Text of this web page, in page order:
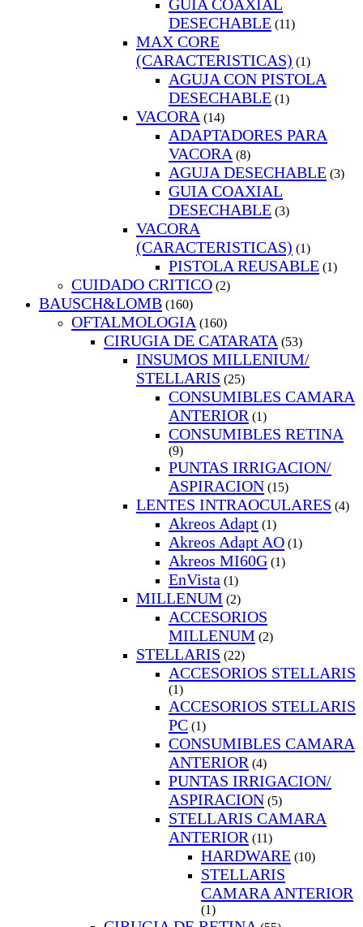
GUIA COAXIAL
DESECHABLE (11)
MAX CORE
(CARACTERISTICAS) (1)
AGUJA CON PISTOLA
DESECHABLE (1)
VACORA (14)
ADAPTADORES PARA
VACORA (8)
AGUJA DESECHABLE (3)
GUIA COAXIAL
DESECHABLE (3)
VACORA
(CARACTERISTICAS) (1)
PISTOLA REUSABLE (1)
CUIDADO CRITICO (2)
BAUSCH&LOMB (160)
OFTALMOLOGIA (160)
CIRUGIA DE CATARATA (53)
INSUMOS MILLENIUM/
STELLARIS (25)
CONSUMIBLES CAMARA
ANTERIOR (1)
CONSUMIBLES RETINA
(9)
PUNTAS IRRIGACION/
ASPIRACION (15)
LENTES INTRAOCULARES (4)
Akreos Adapt (1)
Akreos Adapt AO (1)
Akreos MI60G (1)
EnVista (1)
MILLENUM (2)
ACCESORIOS
MILLENUM (2)
STELLARIS (22)
ACCESORIOS STELLARIS
(1)
ACCESORIOS STELLARIS
PC (1)
CONSUMIBLES CAMARA
ANTERIOR (4)
PUNTAS IRRIGACION/
ASPIRACION (5)
STELLARIS CAMARA
ANTERIOR (11)
HARDWARE (10)
STELLARIS
CAMARA ANTERIOR
(1)